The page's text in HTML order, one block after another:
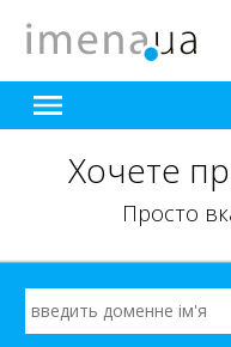
Хочете
Просто